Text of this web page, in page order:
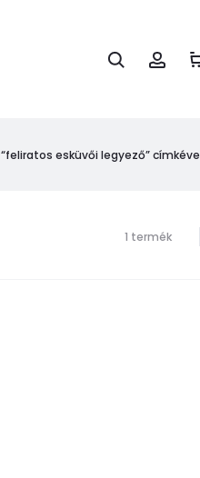
Keresés
“feliratos esküvői legyező”
1 termék